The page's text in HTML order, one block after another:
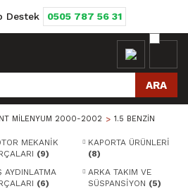
Destek 0505 787 56 31
ARA
MİLENYUM 2000-2002 1.5 BENZİN
MEKANİK
(9)
KAPORTA ÜRÜNLERİ
(8)
AYDINLATMA
(6)
ARKA TAKIM VE
SÜSPANSİYON (5)